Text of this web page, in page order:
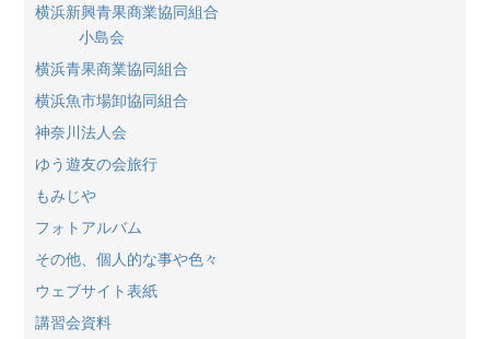
横浜新興青果商業協同組合
小島会
横浜青果商業協同組合
横浜魚市場卸協同組合
神奈川法人会
ゆう遊友の会旅行
もみじや
フォトアルバム
その他、個人的な事や色々
ウェブサイト表紙
講習会資料